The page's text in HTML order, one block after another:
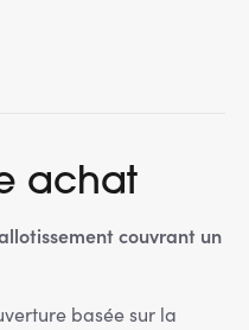
achat
couvrant un
basée sur la